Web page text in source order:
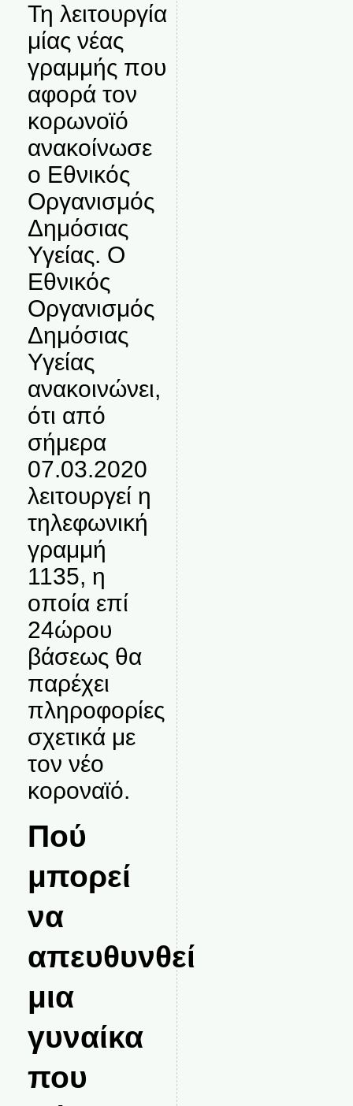
Τη λειτουργία
μίας νέας
γραμμής που
αφορά τον
κορωνοϊό
ανακοίνωσε
ο Εθνικός
Οργανισμός
Δημόσιας
Υγείας. Ο
Εθνικός
Οργανισμός
Δημόσιας
Υγείας
ανακοινώνει,
ότι από
σήμερα
07.03.2020
λειτουργεί η
τηλεφωνική
γραμμή
1135, η
οποία επί
24ώρου
βάσεως θα
παρέχει
πληροφορίες
σχετικά με
τον νέο
κοροναϊό.
Πού
μπορεί
να
απευθυνθεί
μια
γυναίκα
που